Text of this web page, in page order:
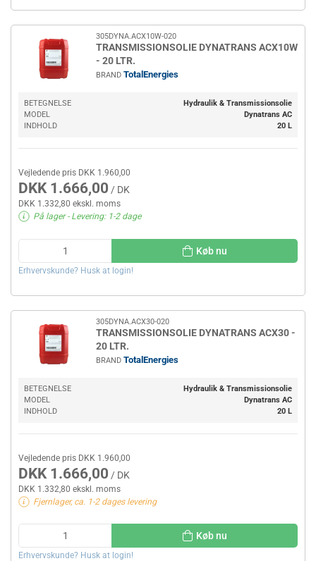
305DYNA.ACX10W-020
TRANSMISSIONSOLIE DYNATRANS ACX10W
- 20 LTR.
BRAND TotalEnergies
BETEGNELSE
Hydraulik & Transmissionsolie
MODEL
Dynatrans AC
INDHOLD
20 L
Vejledende pris DKK 1.960,00
DKK 1.666,00 / DK
DKK 1.332,80 ekskl. moms
På lager- Levering: 1-2 dage
Køb nu
Erhvervskunde? Husk at login!
305DYNA.ACX30-020
TRANSMISSIONSOLIE DYNATRANS ACX30 -
20 LTR.
BRAND TotalEnergies
BETEGNELSE
Hydraulik & Transmissionsolie
MODEL
Dynatrans AC
INDHOLD
20 L
Vejledende pris DKK 1.960,00
DKK 1.666,00 / DK
DKK 1.332,80 ekskl. moms
Fjernlager, ca. 1-2 dages levering
Køb nu
Erhvervskunde? Husk at login!